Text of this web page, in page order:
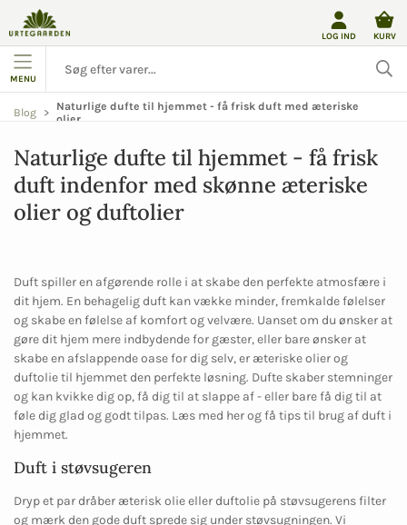
LOG IND KURV
MENU
Blog
Naturlige dufte til hjemmet - få frisk duft med æteriske
olier
Naturlige dufte til hjemmet - få frisk
duft indenfor med skønne æteriske
olier og duftolier
Duft spiller en afgørende rolle i at skabe den perfekte atmosfære i
dit hjem. En behagelig duft kan vække minder, fremkalde følelser
og skabe en følelse af komfort og velvære. Uanset om du ønsker at
gøre dit hjem mere indbydende for gæster, eller bare ønsker at
skabe en afslappende oase for dig selv, er æteriske olier og
duftolie til hjemmet den perfekte løsning. Dufte skaber stemninger
og kan kvikke dig op, få dig til at slappe af - eller bare få dig til at
føle dig glad og godt tilpas. Læs med her og få tips til brug af duft i
hjemmet.
Duft i støvsugeren
Dryp et par dråber æterisk olie eller duftolie på støvsugerens filter
og mærk den gode duft sprede sig under støvsugningen. Vi